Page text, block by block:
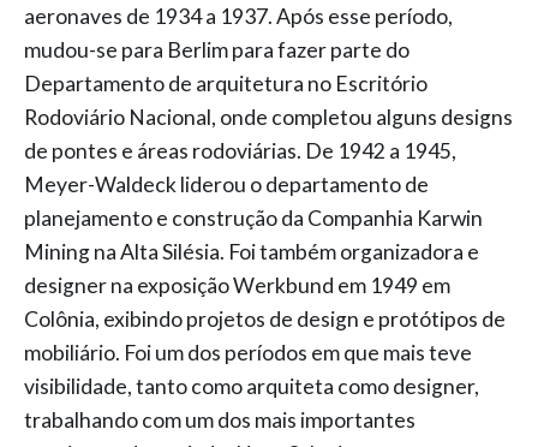
aeronaves de 1934 a 1937. Após esse período,
mudou-se para Berlim para fazer parte do
Departamento de arquitetura no Escritório
Rodoviário Nacional, onde completou alguns designs
de pontes e áreas rodoviárias. De 1942 a 1945,
Meyer-Waldeck liderou o departamento de
planejamento e construção da Companhia Karwin
Mining na Alta Silésia. Foi também organizadora e
designer na exposição Werkbund em 1949 em
Colônia, exibindo projetos de design e protótipos de
mobiliário. Foi um dos períodos em que mais teve
visibilidade, tanto como arquiteta como designer,
trabalhando com um dos mais importantes